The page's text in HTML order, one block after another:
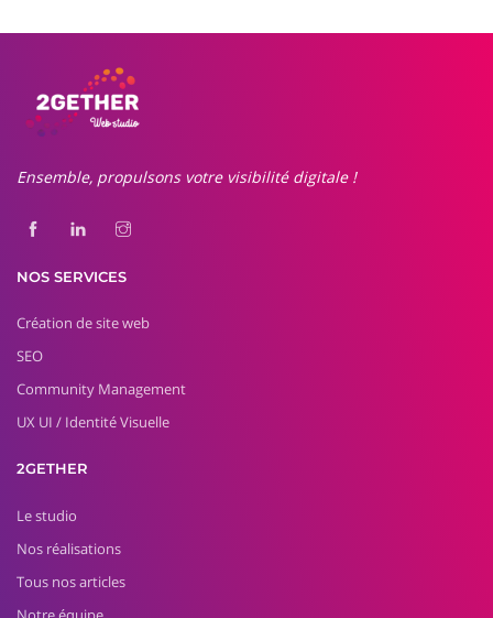
Ensemble, propulsons votre visibilité digitale !
NOS SERVICES
Création de site web
SEO
Community Management
UX UI / Identité Visuelle
2GETHER
Le studio
Nos réalisations
Tous nos articles